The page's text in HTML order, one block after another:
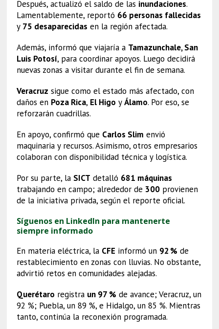
Después, actualizó el saldo de las inundaciones.
Lamentablemente, reportó 66 personas fallecidas
y 75 desaparecidas en la región afectada.
Además, informó que viajaría a Tamazunchale, San
Luis Potosí, para coordinar apoyos. Luego decidirá
nuevas zonas a visitar durante el fin de semana.
Veracruz sigue como el estado más afectado, con
daños en Poza Rica, El Higo yÁlamo. Por eso, se
reforzarán cuadrillas.
En apoyo, confirmó que Carlos Slim envió
maquinaria y recursos. Asimismo, otros empresarios
colaboran con disponibilidad técnica y logística.
Por su parte, la SICT detalló 681 máquinas
trabajando en campo; alrededor de 300provienen
de la iniciativa privada, según el reporte oficial.
Síguenos en LinkedIn para mantenerte
siempre informado
En materia eléctrica, la CFE informó un 92 % de
restablecimiento en zonas con lluvias. No obstante,
advirtió retos en comunidades alejadas.
Querétaro registra un 97 % de avance; Veracruz, un
92 %; Puebla, un 89 %, e Hidalgo, un 85 %. Mientras
tanto, continúa la reconexión programada.